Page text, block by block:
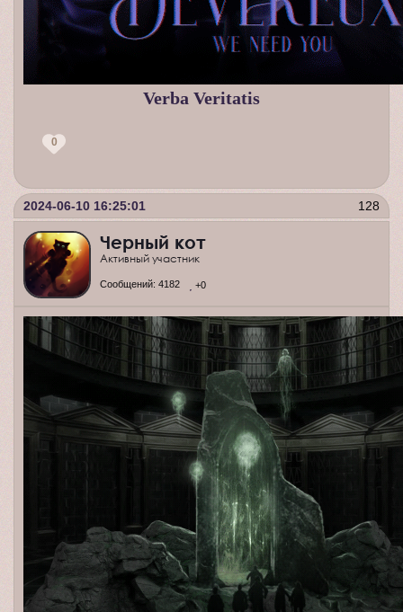
Verba Veritatis
0
128
2024-06-10 16:25:01
Черный кот
Активный участник
Сообщений: 4182 +0